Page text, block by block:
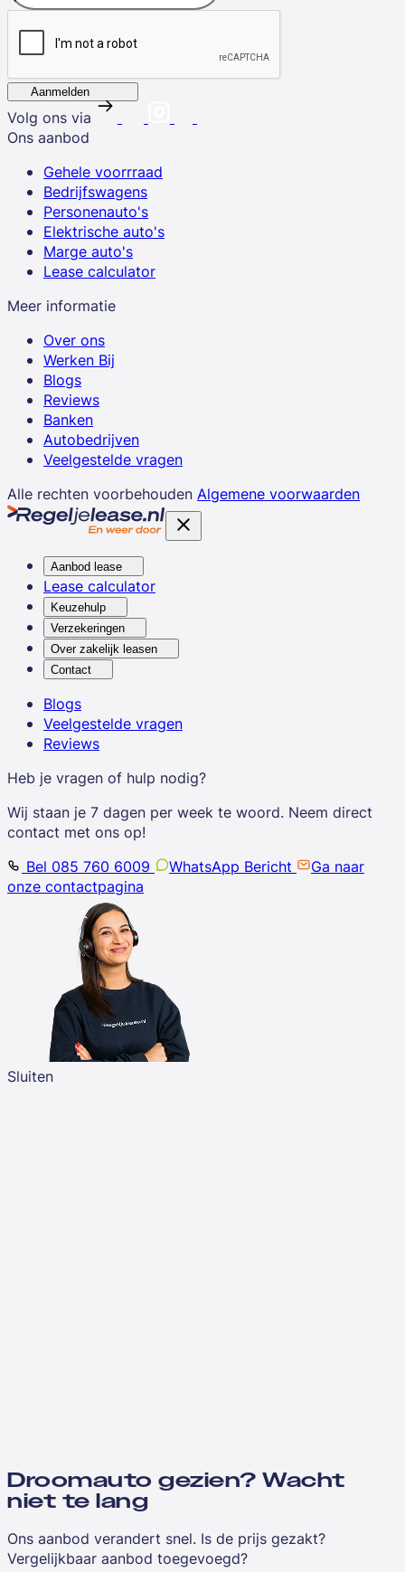
Aanmelden
Volg ons via
Ons aanbod
Gehele voorrraad
Bedrijfswagens
Personenauto's
Elektrische auto's
Marge auto's
Lease calculator
Meer informatie
Over ons
Werken Bij
Blogs
Reviews
Banken
Autobedrijven
Veelgestelde vragen
Alle rechten voorbehouden Algemene voorwaarden
Aanbod lease
Lease calculator
Keuzehulp
Verzekeringen
Over zakelijk leasen
Contact
Blogs
Veelgestelde vragen
Reviews
Heb je vragen of hulp nodig?
Wij staan je 7 dagen per week te woord. Neem direct
contact met ons op!
Bel 085 760 6009
WhatsApp Bericht
Ga naar
onze contactpagina
Sluiten
Droomauto gezien? Wacht
niet te lang
Ons aanbod verandert snel. Is de prijs gezakt?
Vergelijkbaar aanbod toegevoegd?